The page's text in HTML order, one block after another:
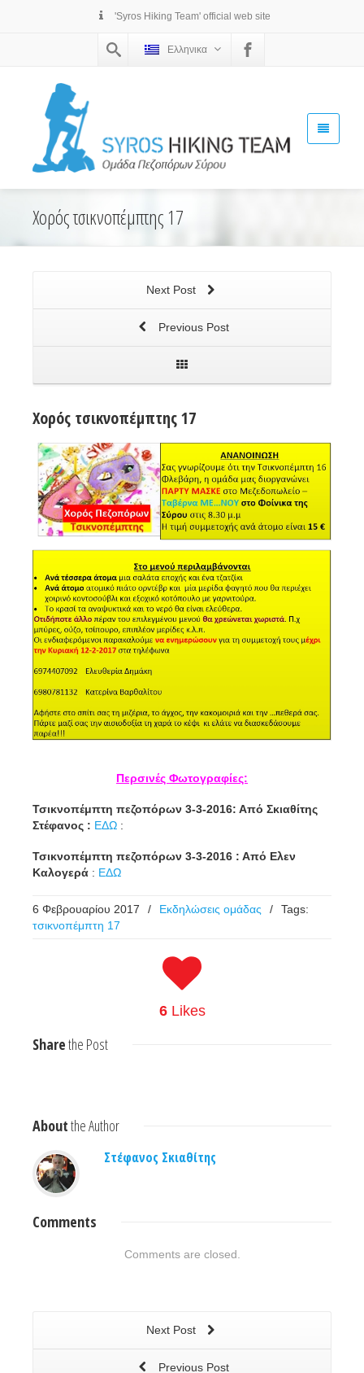
'Syros Hiking Team' official web site
Ελληνικα
Χορός τσικνοπέμπτης 17
Next Post
Previous Post
Χορός τσικνοπέμπτης 17
Περσινές Φωτογραφίες:
Τσικνοπέμπτη πεζοπόρων 3-3-2016: Από Σκιαθίτης
Στέφανος : ΕΔΩ :
Τσικνοπέμπτη πεζοπόρων 3-3-2016 : Από Ελεν
Καλογερά : ΕΔΩ
6 Φεβρουαρίου 2017 / Εκδηλώσεις ομάδας /
Tags:
τσικνοπέμπτη 17
6Likes
Sharethe Post
Aboutthe Author
Στέφανος Σκιαθίτης
Comments
Comments are closed.
Next Post
Previous Post